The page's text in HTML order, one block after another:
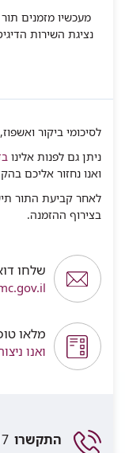
מעכשיו מזמנים
נציגת השירות
לסיכומי ביקור
ניתן גם לפנות אלינו
ואנו נחזור אליכם
בצירוף ההזמנה.
שלחו
מלאו
ואנו
התקשרו